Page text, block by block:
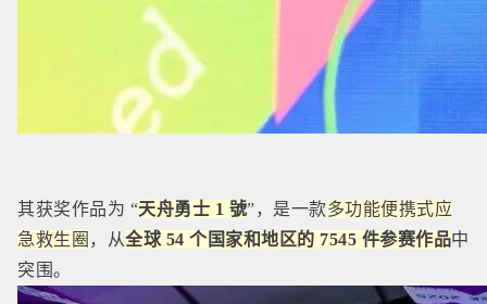
其获奖作品为 “天舟勇士 1 號”，是一款多功能便携式应
急救生圈 ，从全球 54 个国家和地区的 7545 件参赛作品中
突围。